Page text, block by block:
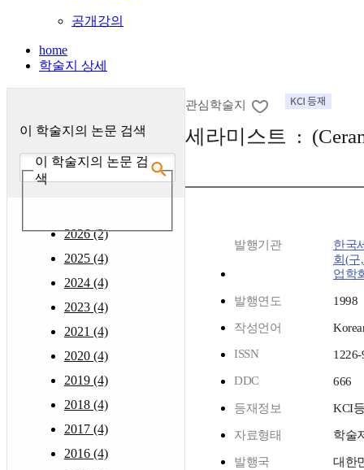
공개강의
home
학술지 상세
이 학술지의 논문 검색
이 학술지의 논문 검
색
2026 (2)
2025 (4)
2024 (4)
2023 (4)
2021 (4)
2020 (4)
2019 (4)
2018 (4)
2017 (4)
2016 (4)
관심학술지
세라미스트 :
발행기관
한국
회(구
업학
발행연도 1998
작성언어
ISSN
DDC
666
등재정보 KCI
자료형태 학술
발행국 대한